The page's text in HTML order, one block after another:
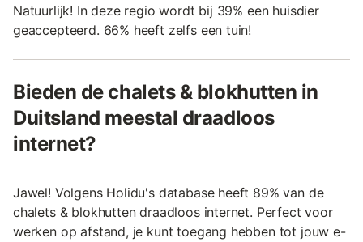
Natuurlijk! In deze regio wordt bij 39% een huisdier
geaccepteerd. 66% heeft zelfs een tuin!
Bieden de chalets & blokhutten in
Duitsland meestal draadloos
internet?
Jawel! Volgens Holidu's database heeft 89% van de
chalets & blokhutten draadloos internet. Perfect voor
werken op afstand, je kunt toegang hebben tot jouw e-